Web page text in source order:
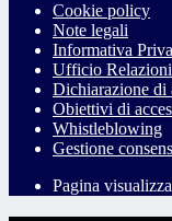
Cookie policy
Note legali
Informativa
Ufficio
Dichiarazione di
Obiettivi di
Whistleblowing
Gestione
Pagina